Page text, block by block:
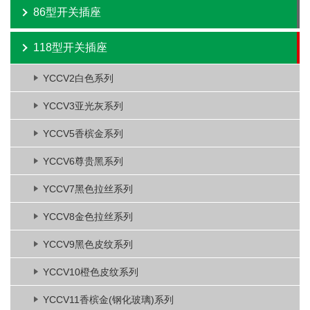
86型开关插座
118型开关插座
YCCV2白色系列
YCCV3亚光灰系列
YCCV5香槟金系列
YCCV6尊贵黑系列
YCCV7黑色拉丝系列
YCCV8金色拉丝系列
YCCV9黑色皮纹系列
YCCV10橙色皮纹系列
YCCV11香槟金(钢化玻璃)系列